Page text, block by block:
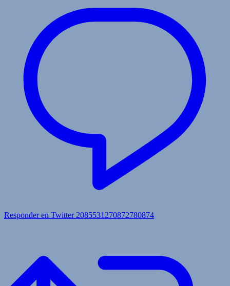
Responder en Twitter 2085531270872780874